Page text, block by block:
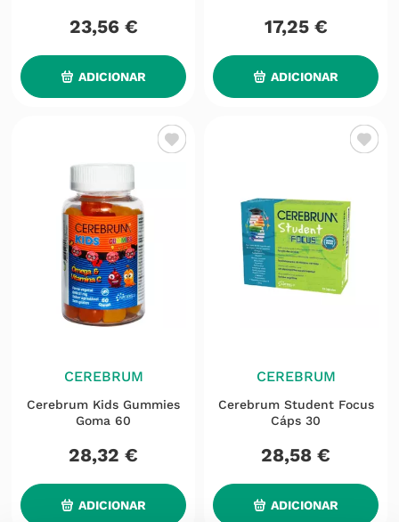
23,56 €
ADICIONAR
17,25 €
ADICIONAR
CEREBRUM
Cerebrum Kids Gummies
Goma 60
28,32 €
ADICIONAR
CEREBRUM
Cerebrum Student Focus
Cáps 30
28,58 €
ADICIONAR